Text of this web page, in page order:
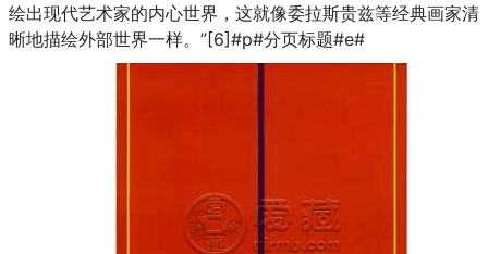
绘出现代艺术家的内心世界，这就像委拉斯贵兹等经典画家清
晰地描绘外部世界一样。”[6]#p#分页标题#e#